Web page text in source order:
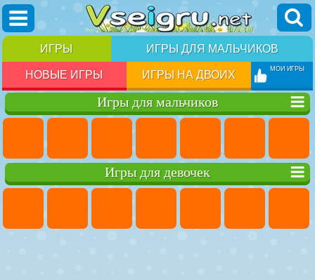
ИГРЫ ИГРЫ ДЛЯ МАЛЬЧИКОВ
НОВЫЕ ИГРЫ ИГРЫ НА ДВОИХ МОИ ИГРЫ
Игры для мальчиков
Игры для девочек